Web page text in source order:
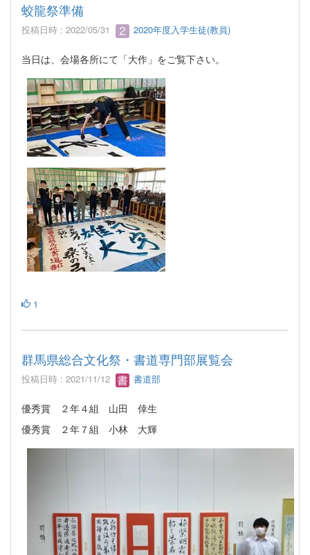
蛟龍祭準備
投稿日時 : 2022/05/31 2020年度入学生徒(教員)
当日は、会場各所にて「大作」をご覧下さい。
1
群馬県総合文化祭・書道専門部展覧会
投稿日時 : 2021/11/12 書道部
優秀賞 ２年４組 山田 倖生
優秀賞 ２年７組 小林 大輝